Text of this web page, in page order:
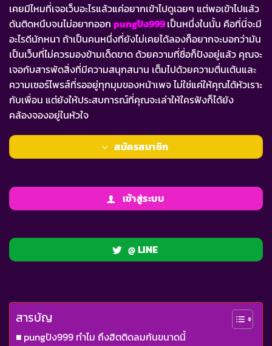
เคยมีไหมที่เจอเว็บอะไรแล้วแค่อยากเข้าไปดูเฉยๆ แต่พอเข้าไปแล้ว
ดันติดหนึบจนไม่อยากออก pungปัง999เป็นหนึ่งในนั้น คือที่นี่จะมี
อะไรดีนักหนา ถ้าเป็นคนหนึ่งที่ยังไม่เคยได้ลองก็อยากจะบอกว่ามัน
เป็นเว็บที่ไม่ควรมองข้ามเด็ดขาด ด้วยความที่ชื่อก็ปังอยู่แล้ว คุณจะ
เจอกับสารพัดสิ่งที่มีความสนุกสนาน เต็มไปด้วยความตื่นเต้นและ
ความเซอร์ไพรส์ที่รออยู่ทุกมุมของหน้าเพจ ไม่ใช่แค่ให้คุณได้หัวเราะ
กับเพื่อน แต่ยังให้ประสบการณ์ที่คุณจะเล่าให้ใครฟังก็ได้ยัง
คล้องจองอยู่ในหัวใจ
สมัครสมาชิก
เข้าสู่ระบบ
@ LINE
สารบัญ
pungปัง999 ทำไม ถึงฮิตติดลมกันขนาดนี้